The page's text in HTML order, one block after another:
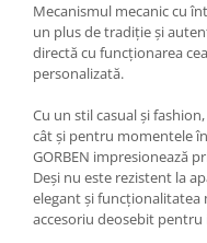
Mecanismul mecanic cu
un plus de tradiție și
directă cu funcționarea
personalizată.
Cu un stil casual și
cât și pentru momentele
GORBEN impresionează
Deși nu este rezistent la
elegant și funcționalitatea
accesoriu deosebit